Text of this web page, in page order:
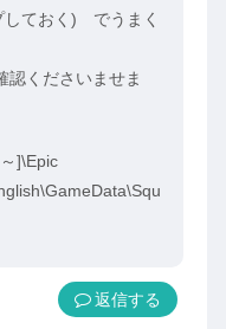
しておく) でうまく
認くださいませま
]\Epic
返信